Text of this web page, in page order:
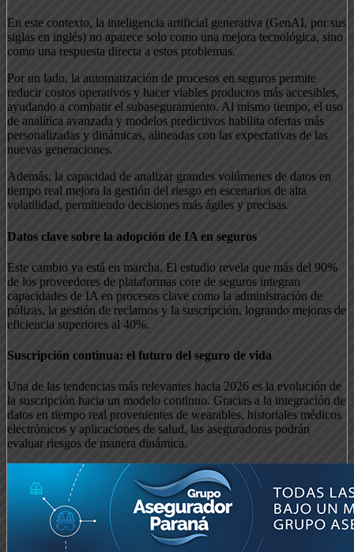
En este contexto, la inteligencia artificial generativa (GenAI, por sus
siglas en inglés) no aparece solo como una mejora tecnológica, sino
como una respuesta directa a estos problemas.
Por un lado, la automatización de procesos en seguros permite
reducir costos operativos y hacer viables productos más accesibles,
ayudando a combatir el subaseguramiento. Al mismo tiempo, el uso
de analítica avanzada y modelos predictivos habilita ofertas más
personalizadas y dinámicas, alineadas con las expectativas de las
nuevas generaciones.
Además, la capacidad de analizar grandes volúmenes de datos en
tiempo real mejora la gestión del riesgo en escenarios de alta
volatilidad, permitiendo decisiones más ágiles y precisas.
Datos clave sobre la adopción de IA en seguros
Este cambio ya está en marcha. El estudio revela que más del 90%
de los proveedores de plataformas core de seguros integran
capacidades de IA en procesos clave como la administración de
pólizas, la gestión de reclamos y la suscripción, logrando mejoras de
eficiencia superiores al 40%.
Suscripción continua: el futuro del seguro de vida
Una de las tendencias más relevantes hacia 2026 es la evolución de
la suscripción hacia un modelo continuo. Gracias a la integración de
datos en tiempo real provenientes de wearables, historiales médicos
electrónicos y aplicaciones de salud, las aseguradoras podrán
evaluar riesgos de manera dinámica.